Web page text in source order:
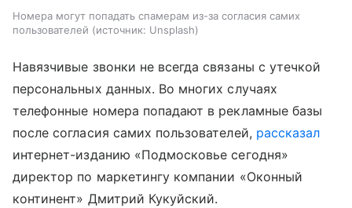
Номера могут попадать спамерам из-за согласия самих
пользователей
источник: Unsplash
Навязчивые звонки не всегда связаны с утечкой
персональных данных. Во многих случаях
телефонные номера попадают в рекламные базы
после согласия самих пользователей, рассказал
интернет-изданию «Подмосковье сегодня»
директор по маркетингу компании «Оконный
континент» Дмитрий Кукуйский.